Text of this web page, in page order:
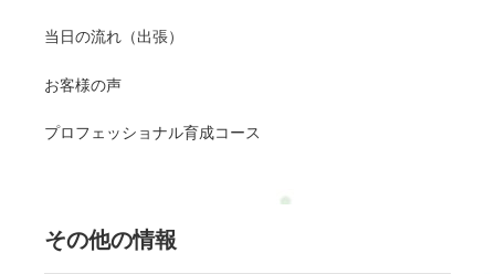
当日の流れ（出張）
お客様の声
プロフェッショナル育成コース
その他の情報